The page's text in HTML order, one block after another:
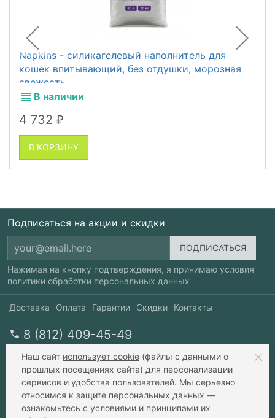
Napkins - силикагелевый наполнитель для
кошек впитывающий, без отдушки, морозная
свежесть
В наличии
4 732 ₽
В КОРЗИНУ
Подписаться на акции и скидки
Нажимая на кнопку подтверждения, я принимаю условия
политики обработки персональных данных
Доставка Оплата Гарантии Скидки Контакты
8 (812) 409-45-49
перезвоните мне
пн-пт 10-20, сб 10-17
info@xavax.ru
Наш сайт использует cookie (файлы с данными о
прошлых посещениях сайта) для персонализации
сервисов и удобства пользователей. Мы серьезно
относимся к защите персональных данных —
ознакомьтесь с условиями и принципами их